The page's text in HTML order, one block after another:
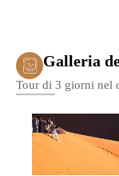
Galleria
Tour di 3 giorni nel